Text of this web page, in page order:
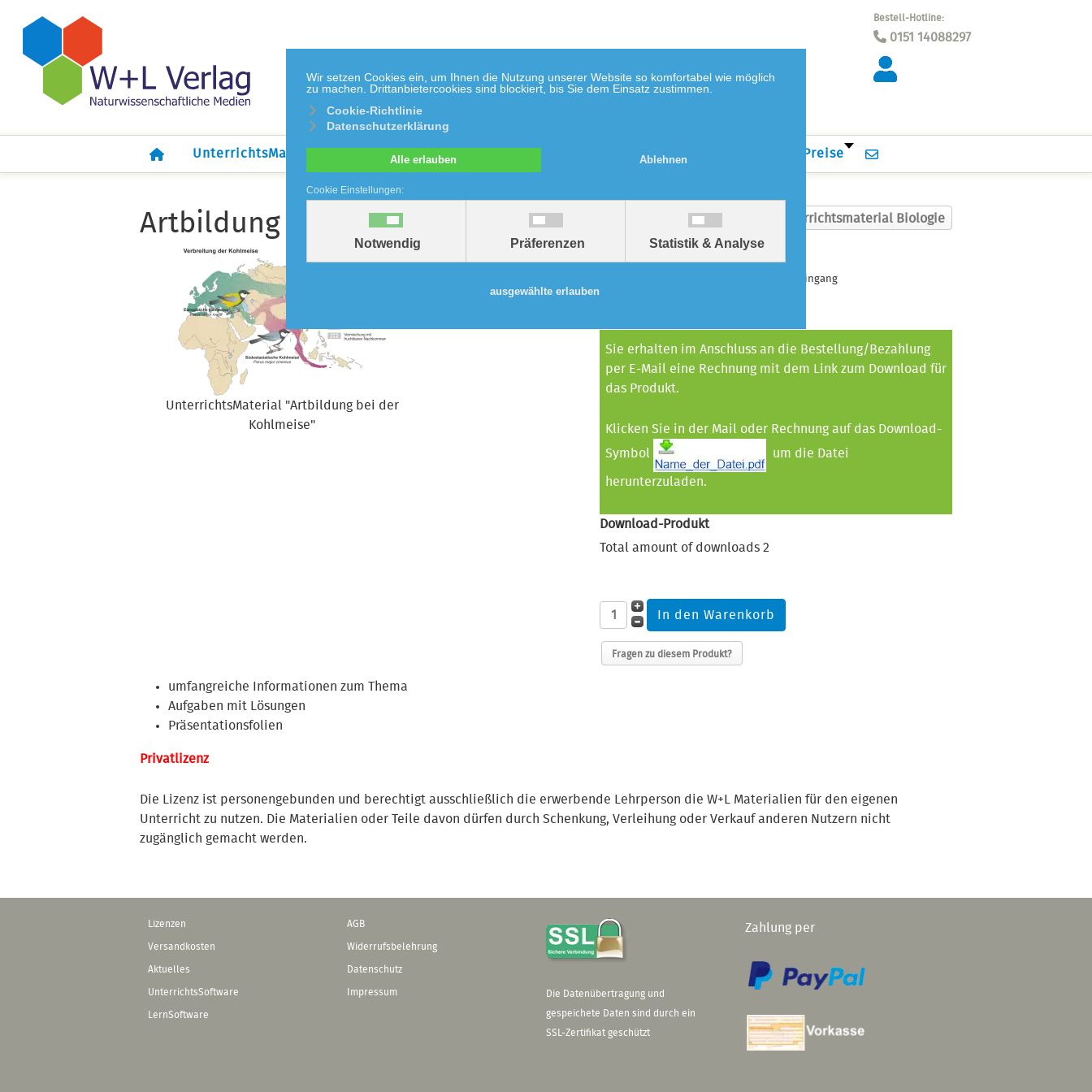
Wir setzen Cookies ein, um Ihnen die Nutzung unserer Website so komfortabel wie möglich
zu machen. Drittanbietercookies sind blockiert, bis Sie dem Einsatz zustimmen.
Cookie-Richtlinie
Datenschutzerklärung
Alle erlauben Ablehnen
Cookie Einstellungen:
Notwendig Präferenzen Statistik & Analyse
ausgewählte erlauben
Bestell-Hotline:
0151 14088297
UnterrichtsMaterial Biologie Mathe Preise
Zurück zu: Unterrichtsmaterial Biologie
Artbildung bei der Kohlmeise
UnterrichtsMaterial "Artbildung bei der
Kohlmeise"
inkl. ges. MwSt., Download nach Zahlungseingang
Sie erhalten im Anschluss an die Bestellung/Bezahlung
per E-Mail eine Rechnung mit dem Link zum Download für
das Produkt.
Klicken Sie in der Mail oder Rechnung auf das Download-
Symbol
um die Datei
herunterzuladen.
Download-Produkt
Total amount of downloads 2
Fragen zu diesem Produkt?
umfangreiche Informationen zum Thema
Aufgaben mit Lösungen
Präsentationsfolien
Privatlizenz
Die Lizenz ist personengebunden und berechtigt ausschließlich die erwerbende Lehrperson die W+L Materialien für den eigenen
Unterricht zu nutzen. Die Materialien oder Teile davon dürfen durch Schenkung, Verleihung oder Verkauf anderen Nutzern nicht
zugänglich gemacht werden.
Lizenzen
Versandkosten
Aktuelles
UnterrichtsSoftware
LernSoftware
AGB
Widerrufsbelehrung
Datenschutz
Impressum
Die Datenübertragung und
gespeichete Daten sind durch ein
SSL-Zertifikat geschützt
Zahlung per